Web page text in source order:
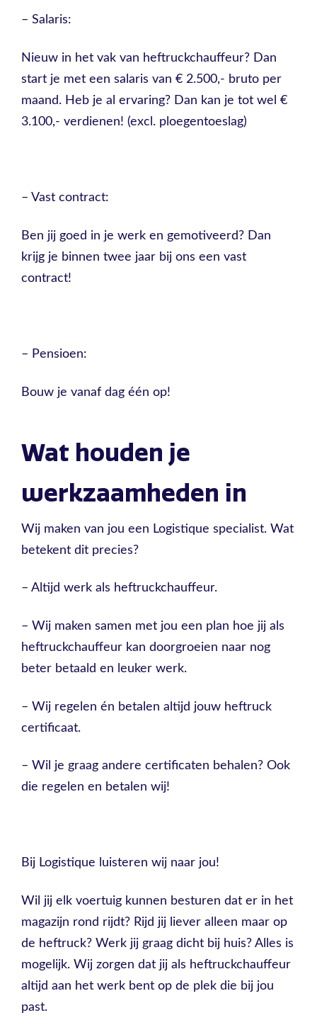
– Salaris:
Nieuw in het vak van heftruckchauffeur? Dan
start je met een salaris van € 2.500,- bruto per
maand. Heb je al ervaring? Dan kan je tot wel €
3.100,- verdienen! (excl. ploegentoeslag)
– Vast contract:
Ben jij goed in je werk en gemotiveerd? Dan
krijg je binnen twee jaar bij ons een vast
contract!
– Pensioen:
Bouw je vanaf dag één op!
Wat houden je
werkzaamheden in
Wij maken van jou een Logistique specialist. Wat
betekent dit precies?
– Altijd werk als heftruckchauffeur.
– Wij maken samen met jou een plan hoe jij als
heftruckchauffeur kan doorgroeien naar nog
beter betaald en leuker werk.
– Wij regelen én betalen altijd jouw heftruck
certificaat.
– Wil je graag andere certificaten behalen? Ook
die regelen en betalen wij!
Bij Logistique luisteren wij naar jou!
Wil jij elk voertuig kunnen besturen dat er in het
magazijn rond rijdt? Rijd jij liever alleen maar op
de heftruck? Werk jij graag dicht bij huis? Alles is
mogelijk. Wij zorgen dat jij als heftruckchauffeur
altijd aan het werk bent op de plek die bij jou
past.